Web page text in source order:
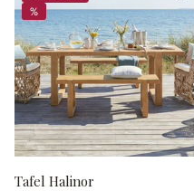
%
%
Tafel Halinor